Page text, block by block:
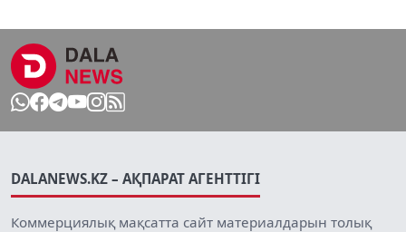
DALANEWS.KZ – АҚПАРАТ АГЕНТТІГІ
Коммерциялық мақсатта сайт материалдарын толық